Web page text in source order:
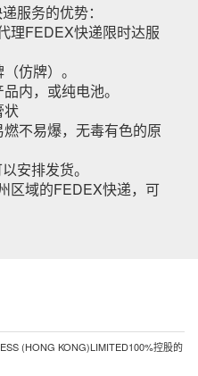
服务的优势：
理FEDEX快递限时达服
仿牌）。
内，或纯电池。
状
不易爆，无毒有色的原
安排发货。
区域的FEDEX快递，可
(HONG KONG)LIMITED100%控股的